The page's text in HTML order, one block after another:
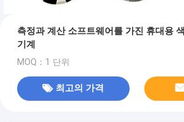
측정과 계산 소프트웨어를 가진 휴대용
기계
MOQ：1 단위
최고의 가격